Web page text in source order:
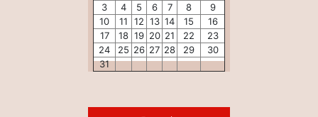
3
4 5 6 7 8
9
10
11 12 13 14 15
16
17
18 19 20 21 22
23
24
25 26 27 28 29
30
31